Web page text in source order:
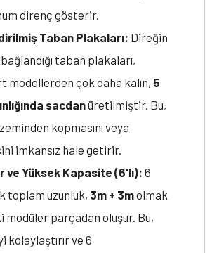
direnç gösterir.
Taban Plakaları: Direğin
taban plakaları,
modellerden çok daha kalın, 5
sacdanüretilmiştir. Bu,
kopmasını veya
imkansız hale getirir.
ve Yüksek Kapasite (6'lı): 6
toplam uzunluk, 3m + 3molmak
modüler parçadan oluşur. Bu,
kolaylaştırır ve 6